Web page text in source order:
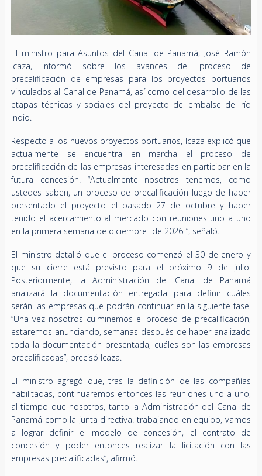
El ministro para Asuntos del Canal de Panamá, José Ramón
Icaza, informó sobre los avances del proceso de
precalificación de empresas para los proyectos portuarios
vinculados al Canal de Panamá, así como del desarrollo de las
etapas técnicas y sociales del proyecto del embalse del río
Indio.
Respecto a los nuevos proyectos portuarios, Icaza explicó que
actualmente se encuentra en marcha el proceso de
precalificación de las empresas interesadas en participar en la
futura concesión. “Actualmente nosotros tenemos, como
ustedes saben, un proceso de precalificación luego de haber
presentado el proyecto el pasado 27 de octubre y haber
tenido el acercamiento al mercado con reuniones uno a uno
en la primera semana de diciembre [de 2026]”, señaló.
El ministro detalló que el proceso comenzó el 30 de enero y
que su cierre está previsto para el próximo 9 de julio.
Posteriormente, la Administración del Canal de Panamá
analizará la documentación entregada para definir cuáles
serán las empresas que podrán continuar en la siguiente fase.
“Una vez nosotros culminemos el proceso de precalificación,
estaremos anunciando, semanas después de haber analizado
toda la documentación presentada, cuáles son las empresas
precalificadas”, precisó Icaza.
El ministro agregó que, tras la definición de las compañías
habilitadas, continuaremos entonces las reuniones uno a uno,
al tiempo que nosotros, tanto la Administración del Canal de
Panamá como la junta directiva. trabajando en equipo, vamos
a lograr definir el modelo de concesión, el contrato de
concesión y poder entonces realizar la licitación con las
empresas precalificadas”, afirmó.